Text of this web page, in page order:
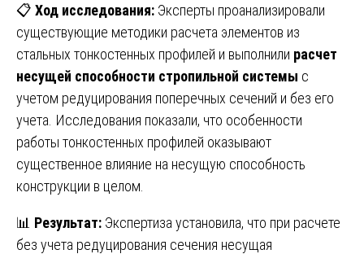
📋 Ход исследования: Эксперты проанализировали
существующие методики расчета элементов из
стальных тонкостенных профилей и выполнили расчет
несущей способности стропильной системы с
учетом редуцирования поперечных сечений и без его
учета. Исследования показали, что особенности
работы тонкостенных профилей оказывают
существенное влияние на несущую способность
конструкции в целом.
📊 Результат: Экспертиза установила, что при расчете
без учета редуцирования сечения несущая